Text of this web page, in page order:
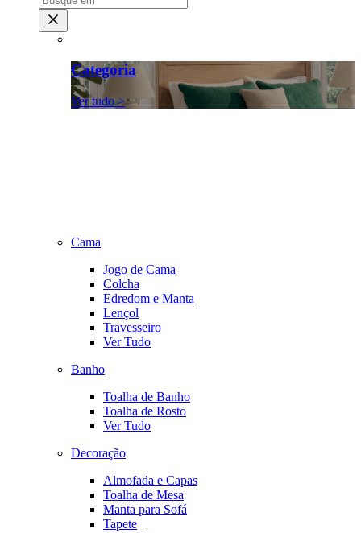
Categoria
Ver tudo >
Cama
Jogo de Cama
Colcha
Edredom e Manta
Lençol
Travesseiro
Ver Tudo
Banho
Toalha de Banho
Toalha de Rosto
Ver Tudo
Decoração
Almofada e Capas
Toalha de Mesa
Manta para Sofá
Tapete